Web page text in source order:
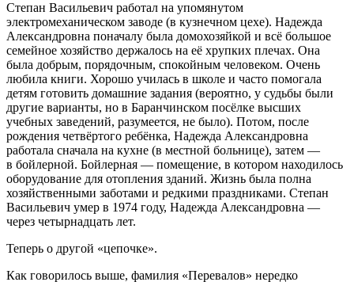
Степан Васильевич работал на упомянутом
электромеханическом заводе (в кузнечном цехе). Надежда
Александровна поначалу была домохозяйкой и всё большое
семейное хозяйство держалось на её хрупких плечах. Она
была добрым, порядочным, спокойным человеком. Очень
любила книги. Хорошо училась в школе и часто помогала
детям готовить домашние задания (вероятно, у судьбы были
другие варианты, но в Баранчинском посёлке высших
учебных заведений, разумеется, не было). Потом, после
рождения четвёртого ребёнка, Надежда Александровна
работала сначала на кухне (в местной больнице), затем —
в бойлерной. Бойлерная — помещение, в котором находилось
оборудование для отопления зданий. Жизнь была полна
хозяйственными заботами и редкими праздниками. Степан
Васильевич умер в 1974 году, Надежда Александровна —
через четырнадцать лет.
Теперь о другой «цепочке».
Как говорилось выше, фамилия «Перевалов» нередко